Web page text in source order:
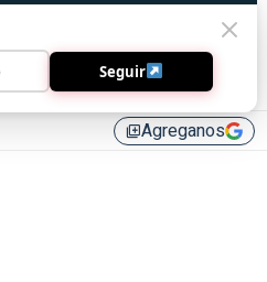
library_addAgreganos
Seguir